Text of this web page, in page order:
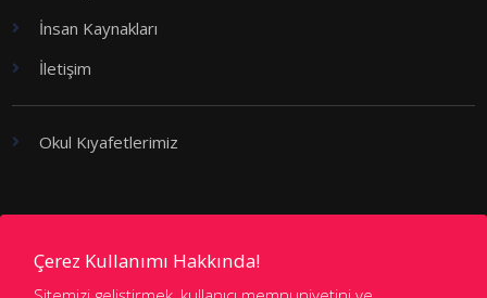
Çerez Kullanımı Hakkında!
İnsan Kaynakları
İletişim
Okul Kıyafetlerimiz
Kademeler